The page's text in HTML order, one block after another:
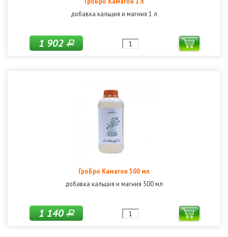
добавка кальция и магния 1 л
1 902Р
ГроБро Камагон 500 мл
добавка кальция и магния 500 мл
1 140Р